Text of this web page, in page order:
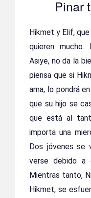
Pinar
Hikmet y Elif,
quieren
Asiye, no da la
piensa que si
ama, lo pondrá
que su hijo se
que está al
importa una
Dos jóvenes se
verse debido a
Mientras tanto,
Hikmet, se